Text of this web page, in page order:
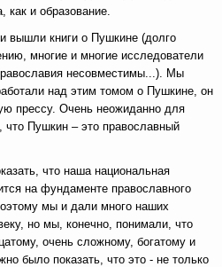
как и образование.
вышли книги о Пушкине (долго
многие и многие исследователи
несовместимы...). Мы
над этим томом о Пушкине, он
прессу. Очень неожиданно для
Пушкин – это православный
что наша национальная
на фундаменте православного
мы и дали много наших
но мы, конечно, понимали, что
очень сложному, богатому и
было показать, что это - не только